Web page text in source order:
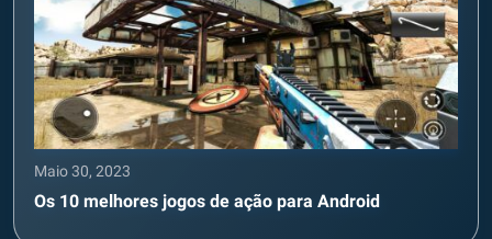
Maio 30, 2023
Os 10 melhores jogos de ação para Android